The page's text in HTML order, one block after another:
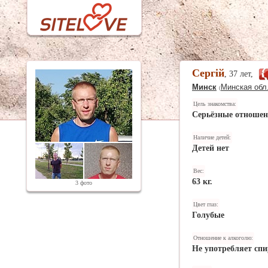
3 фото
Сергій, 37 лет,
Минск (Минская обл.
Цель знакомства:
Серьёзные
Наличие детей:
Детей нет
Вес:
63 кг.
Цвет глаз:
Голубые
Отношение к алкоголю:
Не употребляет